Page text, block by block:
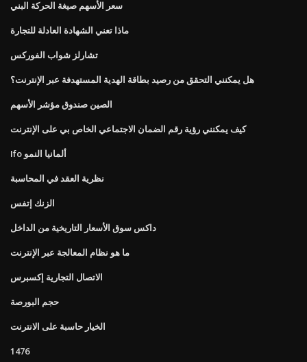
سعر الأسهم صيغة الحركة البني
ماذا تعني الشهادة العادلة للتجارة
تشارلز شواب الفوركس
هل يمكنني التحقق من رصيد بطاقة الهدية المستهدفة عبر الإنترنت؟
الصين صندوق مؤشر الأسهم
كيف يمكنني رؤية رقم الضمان الاجتماعي الخاص بي على الإنترنت
Ifo ألمانيا النمو
نظرية العقد في المحاسبة
الزنك إتفس
داكس سوق الأسعار التاريخية من الداخل
ما هو نظام المعالجة عبر الإنترنت
الاتصال التجارية إكسبرس
حجم البورصة
الخيار حاسبة على الانترنت
1476